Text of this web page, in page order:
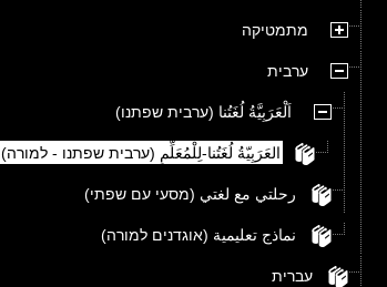
מתמטיקה
ערבית
اَلْعَرَبِيَّةُ لُغَتُنا (ערבית שפתנו)
العَرَبِيّةُ لُغَتُنا-لِلْمُعَلِّمِ (ערבית שפתנו - למורה)
رحلتي مع لغتي (מסעי עם שפתי)
نماذج تعليمية (אוגדנים למורה)
עברית